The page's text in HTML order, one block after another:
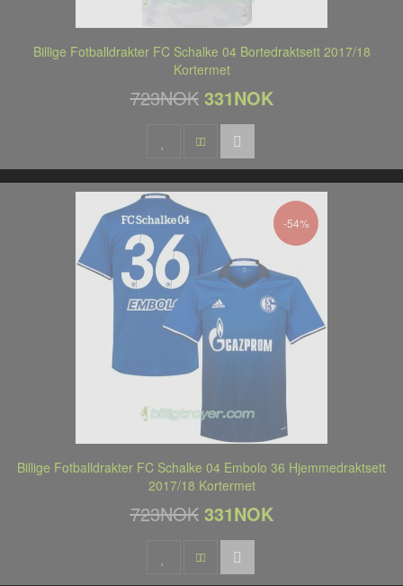
Billige Fotballdrakter FC Schalke 04 Bortedraktsett 2017/18
Kortermet
723NOK 331NOK
-54%
Billige Fotballdrakter FC Schalke 04 Embolo 36 Hjemmedraktsett
2017/18 Kortermet
723NOK 331NOK